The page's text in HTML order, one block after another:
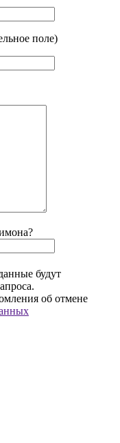
поле)
будут
об отмене